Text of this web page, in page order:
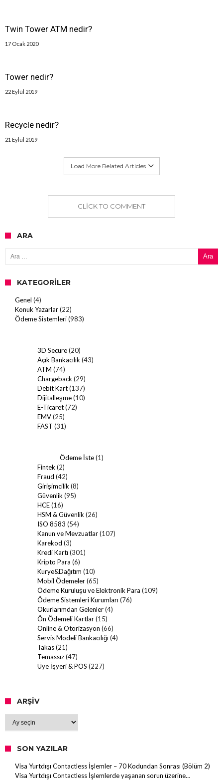
Twin Tower ATM nedir?
17 Ocak 2020
Tower nedir?
22 Eylül 2019
Recycle nedir?
21 Eylül 2019
Load More Related Articles
CLICK TO COMMENT
ARA
Arama:
KATEGORILER
Genel (4)
Konuk Yazarlar(22)
Ödeme Sistemleri(983)
3D Secure(20)
Açık Bankacılık (43)
ATM (74)
Chargeback (29)
Debit Kart(137)
Dijitalleşme(10)
E-Ticaret(72)
EMV(25)
FAST (31)
Ödeme İste(1)
Fintek (2)
Fraud (42)
Girişimcilik (8)
Güvenlik (95)
HCE(16)
HSM & Güvenlik (26)
ISO 8583 (54)
Kanun ve Mevzuatlar(107)
Karekod (3)
Kredi Kartı (301)
Kripto Para (6)
Kurye&Dağıtım (10)
Mobil Ödemeler(65)
Ödeme Kuruluşu ve Elektronik Para (109)
Ödeme Sistemleri Kurumları (76)
Okurlarımdan Gelenler(4)
Ön Ödemeli Kartlar(15)
Online & Otorizasyon (66)
Servis Modeli Bankacılığı (4)
Takas(21)
Temassız(47)
Üye İşyeri & POS (227)
ARŞIV
SON YAZILAR
Visa Yurtdışı Contactless İşlemler – 70 Kodundan Sonrası (Bölüm 2)
Visa Yurtdışı Contactless İşlemlerde yaşanan sorun üzerine…